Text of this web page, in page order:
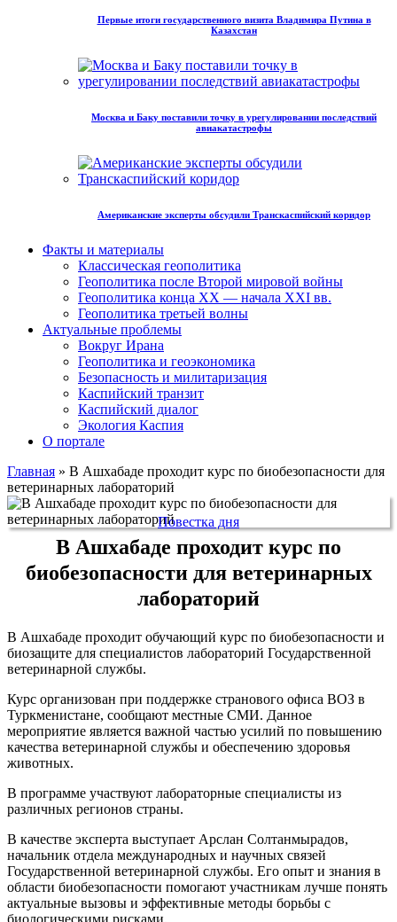
Первые итоги государственного визита Владимира Путина в
Казахстан
Москва и Баку поставили точку в урегулировании последствий
авиакатастрофы
Американские эксперты обсудили Транскаспийский коридор
Факты и материалы
Классическая геополитика
Геополитика после Второй мировой войны
Геополитика конца XX — начала XXI вв.
Геополитика третьей волны
Актуальные проблемы
Вокруг Ирана
Геополитика и геоэкономика
Безопасность и милитаризация
Каспийский транзит
Каспийский диалог
Экология Каспия
О портале
Главная » В Ашхабаде проходит курс по биобезопасности для
ветеринарных лабораторий
Повестка дня
В Ашхабаде проходит курс по
биобезопасности для ветеринарных
лабораторий
В Ашхабаде проходит обучающий курс по биобезопасности и
биозащите для специалистов лабораторий Государственной
ветеринарной службы.
Курс организован при поддержке странового офиса ВОЗ в
Туркменистане, сообщают местные СМИ. Данное
мероприятие является важной частью усилий по повышению
качества ветеринарной службы и обеспечению здоровья
животных.
В программе участвуют лабораторные специалисты из
различных регионов страны.
В качестве эксперта выступает Арслан Солтанмырадов,
начальник отдела международных и научных связей
Государственной ветеринарной службы. Его опыт и знания в
области биобезопасности помогают участникам лучше понять
актуальные вызовы и эффективные методы борьбы с
биологическими рисками.